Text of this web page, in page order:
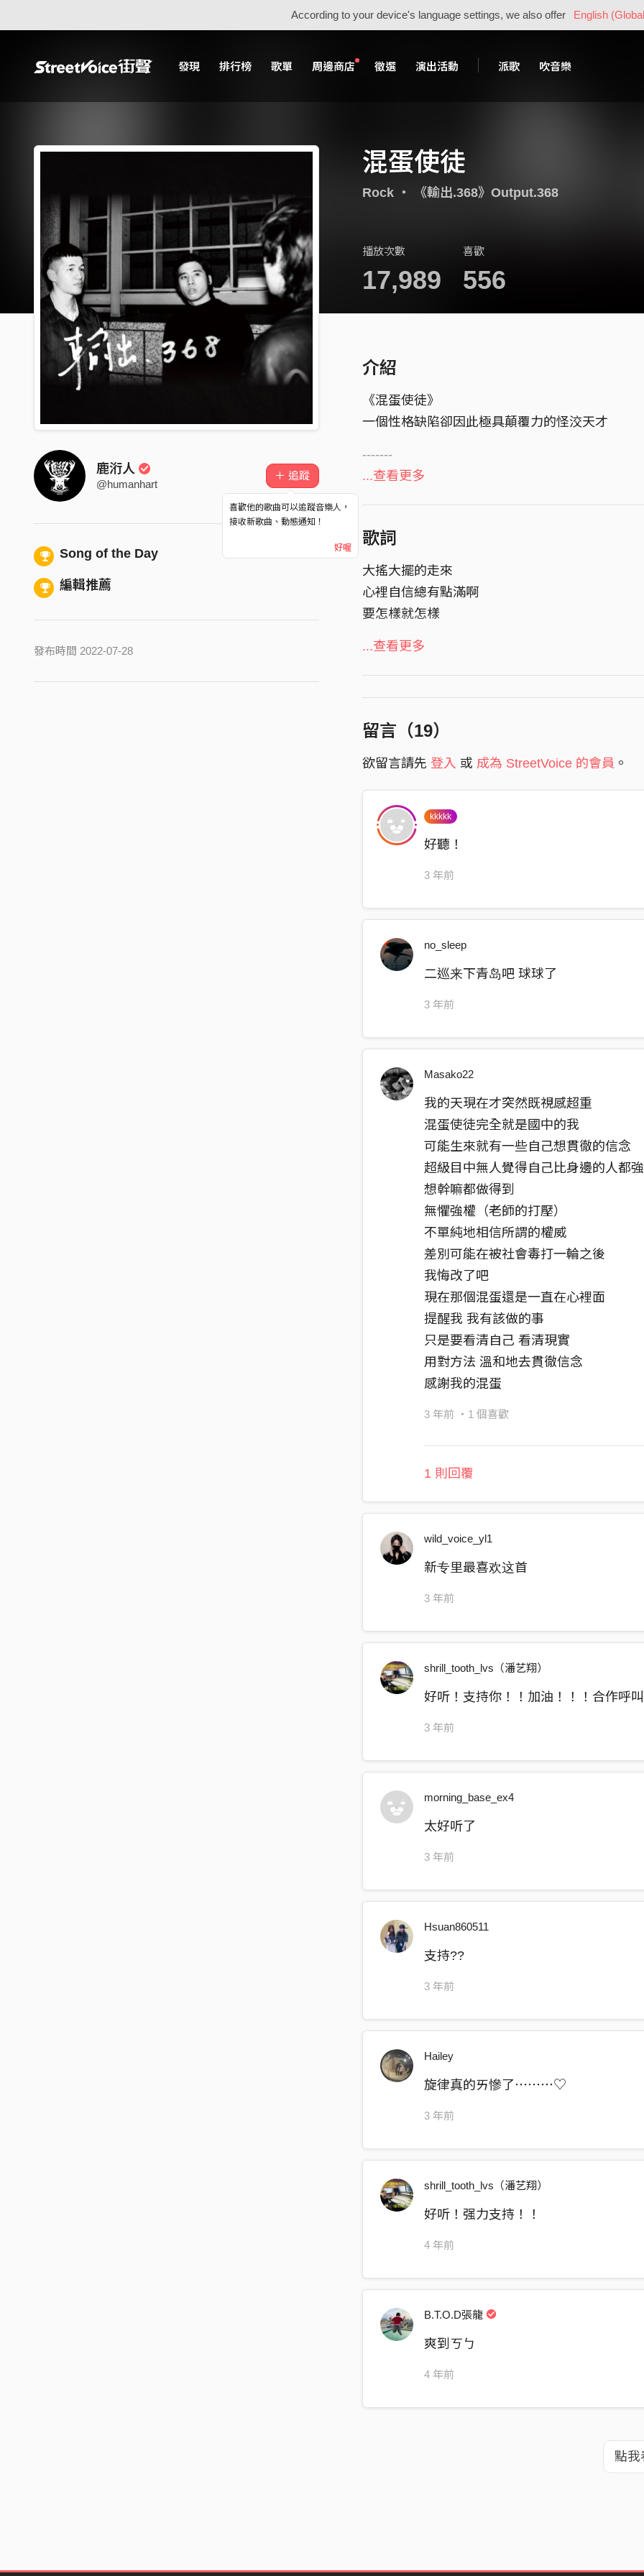
According to your device's language settings, we also offer English
發現 排行榜 歌單 周邊商店 徵選 演出活動 派歌 吹音樂
混蛋使徒
Rock・ 《輸出.368》Output.368
播放次數
17,989
喜歡
556
鹿洐人
@humanhart
＋ 追蹤
喜歡他的歌曲可以追蹤音樂人，
接收新歌曲、動態通知！
好喔
Song of the Day
編輯推薦
發布時間 2022-07-28
介紹
《混蛋使徒》
一個性格缺陷卻因此極具顛覆力的怪洨天才
-------
SONG CREDITS :
演唱｜鹿洐人 Human Hart
作詞｜鹿洐人 Human Hart
製作人 Producer｜阿福Afu、鍾承洋C.C Yang
編曲 Arrangement｜鹿洐人Human Hart
和聲編寫 Chorus Arrangement｜謝博安
和聲 Chorus｜鹿洐人Human Hart
錄音室 Recording Studios｜Studio 51、Rebel
強力錄音室 Mega Force Studio
混音工程師 Mixing Engineer｜柯拓名（小名）
母帶後期處理工程師 Mastering Engineer：Frank
母帶後期處理錄音室 Mastering Studio：Abbey
Original Publisher｜玩音唱片Play Music、福桑
Sub Publisher｜Universal Music Publishing Ltd.
...查看更多
歌詞
大搖大擺的走來
心裡自信總有點滿啊
要怎樣就怎樣
目中無人不成才大笨蛋
其實是怪洨的時代天才
生來製造大混亂
把所有破爛規則
要把我殺了我也不悔改
那樣是對天職的交代
隨時都準備好要囂張的離開
大搖大擺的走來
內建能力值有點滿啊
目中無人嘴砲的大混蛋
是我低調的浪漫啊
要說真的你會怕
其實是怪洨的時代天才
把所有破爛規則
通通都推翻
要把我殺了我也不悔改
那樣是對天職的交代
隨時都準備好要囂張的離開
其實是怪洨的時代天才
生來製造大混亂
把所有破爛規則
通通都推翻
要把我殺了我也不悔改
那樣是對天職的交代
隨時都準備好要囂張的離開
...查看更多
留言（19）
欲留言請先 登入 或 成為 StreetVoice 的會員 。
kkkkk
好聽！
3 年前
no_sleep
二巡来下青岛吧 球球了
3 年前
Masako22
我的天現在才突然既視感超重
混蛋使徒完全就是國中的我
可能生來就有一些自己想貫徹的信念
超級目中無人覺得自己比身邊的人都強
想幹嘛都做得到
無懼強權（老師的打壓）
不單純地相信所謂的權威
差別可能在被社會毒打一輪之後
我悔改了吧
現在那個混蛋還是一直在心裡面
提醒我 我有該做的事
只是要看清自己 看清現實
用對方法 溫和地去貫徹信念
感謝我的混蛋
3 年前 ・1 個喜歡
1 則回覆
wild_voice_yl1
新专里最喜欢这首
3 年前
shrill_tooth_lvs（潘艺翔）
好听！支持你！！加油！！！合作呼
3 年前
morning_base_ex4
太好听了
3 年前
Hsuan860511
支持??
3 年前
Hailey
旋律真的ㄞ慘了⋯⋯⋯♡
3 年前
shrill_tooth_lvs（潘艺翔）
好听！强力支持！！
4 年前
B.T.O.D張龍
爽到ㄎㄅ
4 年前
點我